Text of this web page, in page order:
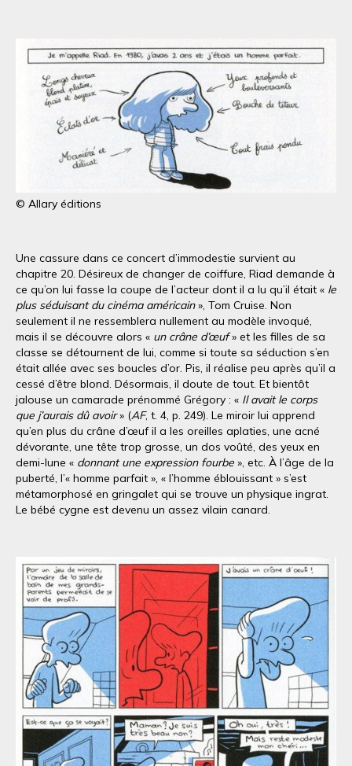
© Allary éditions
Une cassure dans ce concert d’immodestie survient au
chapitre 20. Désireux de changer de coiffure, Riad demande à
ce qu’on lui fasse la coupe de l’acteur dont il a lu qu’il était « le
plus séduisant du cinéma américain», Tom Cruise. Non
seulement il ne ressemblera nullement au modèle invoqué,
mais il se découvre alors « un crâne d’œuf» et les filles de sa
classe se détournent de lui, comme si toute sa séduction s’en
était allée avec ses boucles d’or. Pis, il réalise peu après qu’il a
cessé d’être blond. Désormais, il doute de tout. Et bientôt
jalouse un camarade prénommé Grégory : « Il avait le corps
que j’aurais dû avoir» (AF, t. 4, p. 249). Le miroir lui apprend
qu’en plus du crâne d’œuf il a les oreilles aplaties, une acné
dévorante, une tête trop grosse, un dos voûté, des yeux en
demi-lune « donnant une expression fourbe », etc. À l’âge de la
puberté, l’« homme parfait », « l’homme éblouissant » s’est
métamorphosé en gringalet qui se trouve un physique ingrat.
Le bébé cygne est devenu un assez vilain canard.